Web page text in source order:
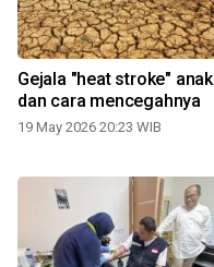
Gejala "heat stroke" anak
dan cara mencegahnya
19 May 2026 20:23 WIB